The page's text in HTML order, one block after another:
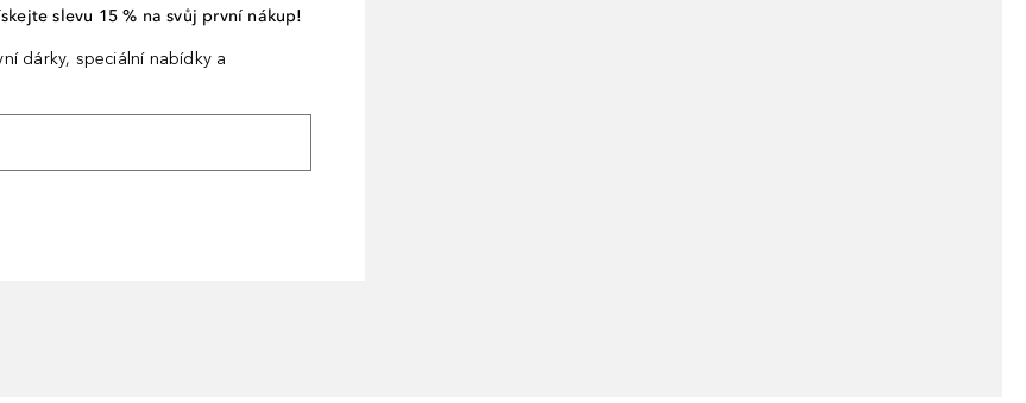
slevu 15 % na svůj první nákup!
dárky, speciální nabídky a